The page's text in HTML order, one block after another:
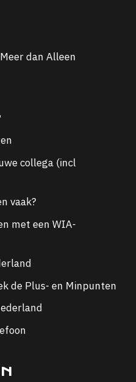
dan Alleen
collega (incl
vaak?
met een WIA-
de Plus- en Minpunten